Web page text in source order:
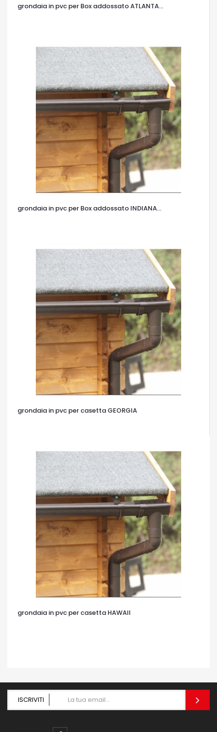
grondaia in pvc per Box addossato ATLANTA...
grondaia in pvc per Box addossato INDIANA...
grondaia in pvc per casetta GEORGIA
grondaia in pvc per casetta HAWAII
ISCRIVITI